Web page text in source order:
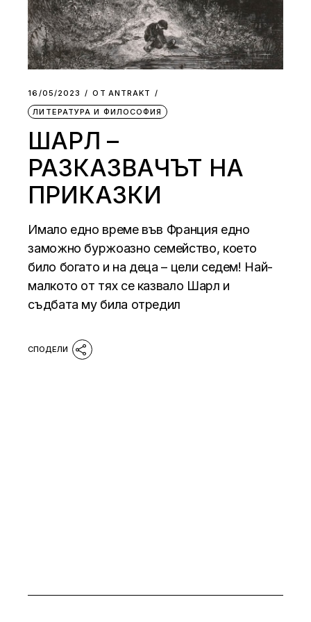
16/05/2023 ОТ АNTRAKT
ЛИТЕРАТУРА И ФИЛОСОФИЯ
ШАРЛ –
РАЗКАЗВАЧЪТ НА
ПРИКАЗКИ
Имало едно време във Франция едно
заможно буржоазно семейство, което
било богато и на деца – цели седем! Най-
малкото от тях се казвало Шарл и
съдбата му била отредил